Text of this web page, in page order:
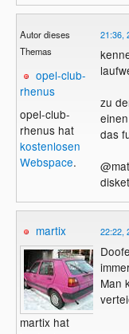
Autor dieses
Themas
opel-club-
rhenus
opel-club-
rhenus hat
kostenlosen
Webspace.
21:36,
zu
das
martix
martix hat
22:22,
Man